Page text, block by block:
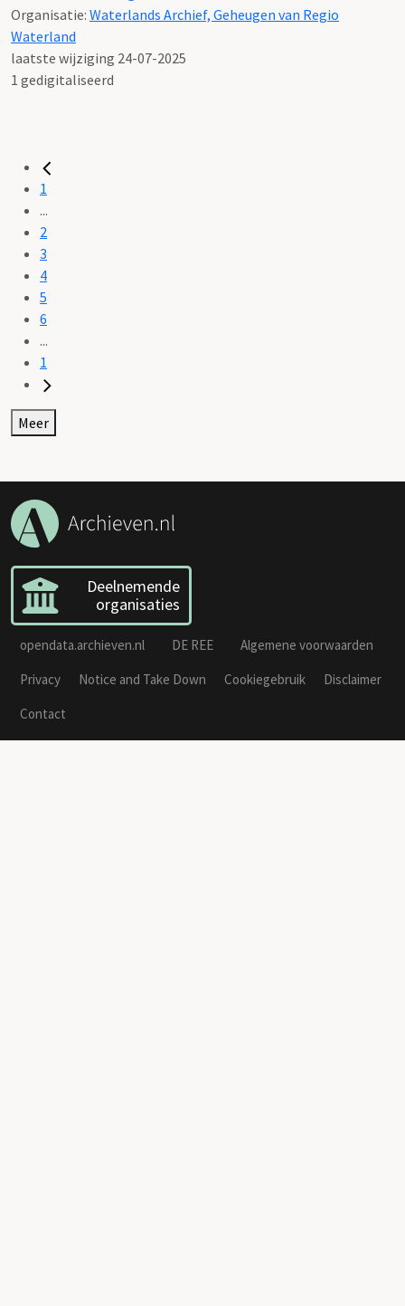
Organisatie: Waterlands Archief, Geheugen van Regio
Waterland
laatste wijziging 24-07-2025
1 gedigitaliseerd
1
...
2
3
4
5
6
...
1
Meer
Deelnemende
organisaties
opendata.archieven.nl DE REE
Algemene voorwaarden
Privacy
Notice and Take Down Cookiegebruik
Disclaimer
Contact